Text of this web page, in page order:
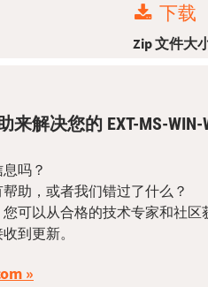
下载
Zip 文件大
解决您的 EXT-MS-WIN-
吗？
助，或者我们错过了什么？
可以从合格的技术专家和社
到更新。